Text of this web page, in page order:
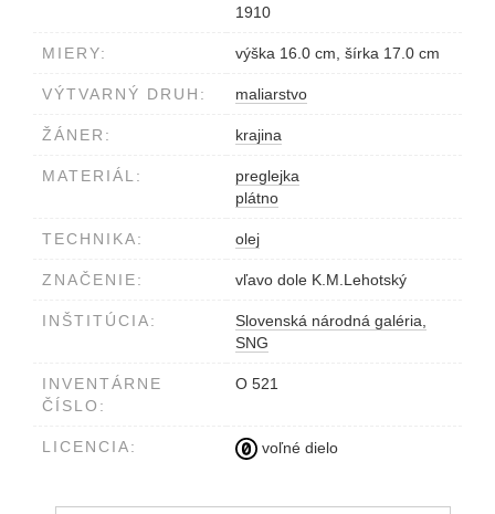
1910
MIERY: výška 16.0 cm, šírka 17.0 cm
VÝTVARNÝ DRUH: maliarstvo
ŽÁNER: krajina
MATERIÁL:
preglejka
plátno
TECHNIKA: olej
ZNAČENIE: vľavo dole K.M.Lehotský
INŠTITÚCIA:
Slovenská národná galéria,
SNG
INVENTÁRNE
ČÍSLO:
O 521
LICENCIA: voľné dielo